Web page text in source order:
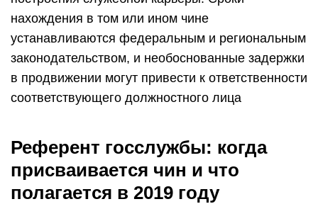
нахождения в том или ином чине
устанавливаются федеральным и региональным
законодательством, и необоснованные задержки
в продвижении могут привести к ответственности
соответствующего должностного лица
Референт госслужбы: когда
присваивается чин и что
полагается в 2019 году